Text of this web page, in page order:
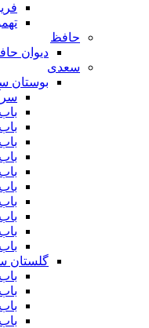
حافظ
دیوان
سعدی
بوستان
گلستان